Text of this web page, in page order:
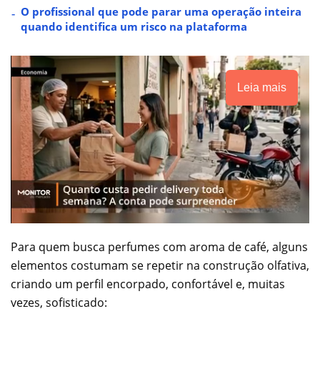
O profissional que pode parar uma operação inteira
quando identifica um risco na plataforma
Leia mais
Para quem busca perfumes com aroma de café, alguns
elementos costumam se repetir na construção olfativa,
criando um perfil encorpado, confortável e, muitas
vezes, sofisticado: